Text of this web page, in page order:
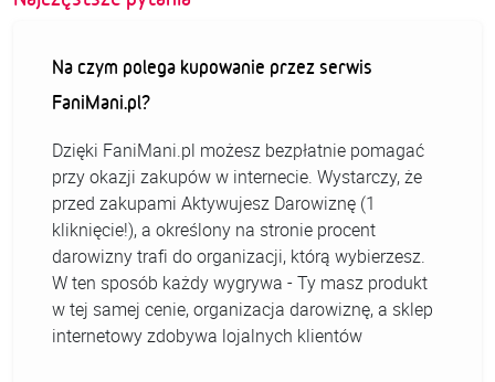
Na czym polega kupowanie przez serwis
FaniMani.pl?
Dzięki FaniMani.pl możesz bezpłatnie pomagać
przy okazji zakupów w internecie. Wystarczy, że
przed zakupami Aktywujesz Darowiznę (1
kliknięcie!), a określony na stronie procent
darowizny trafi do organizacji, którą wybierzesz.
W ten sposób każdy wygrywa - Ty masz produkt
w tej samej cenie, organizacja darowiznę, a sklep
internetowy zdobywa lojalnych klientów